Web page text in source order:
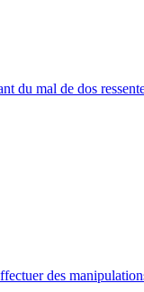
du mal de dos
des